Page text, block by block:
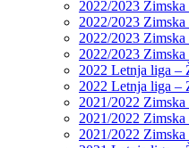
2022/2023
2022/2023
2022/2023
2022/2023
2022 Letnja liga –
2022 Letnja liga –
2021/2022
2021/2022
2021/2022